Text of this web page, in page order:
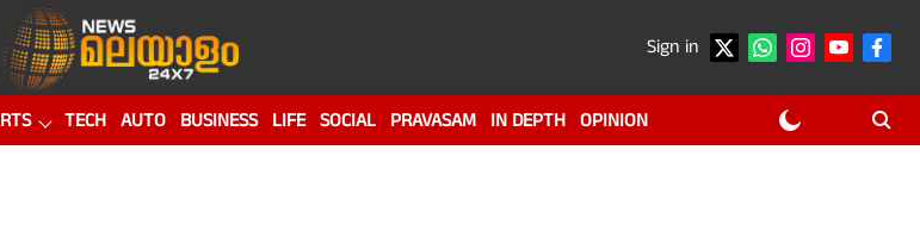
Sign in
TECH AUTO BUSINESS LIFE SOCIAL PRAVASAM IN DEPTH OPINION